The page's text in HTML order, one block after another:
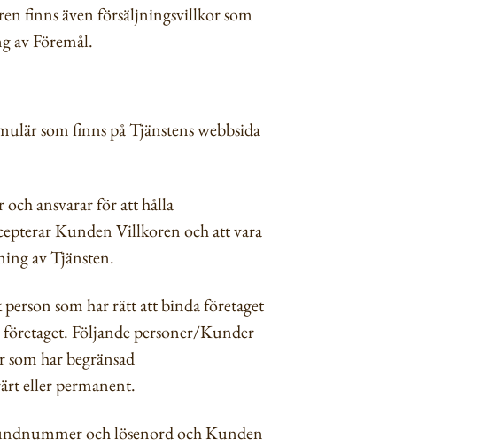
finns även försäljningsvillkor som
av Föremål.
som finns på Tjänstens webbsida
ansvarar för att hålla
Kunden Villkoren och att vara
av Tjänsten.
som har rätt att binda företaget
Följande personer/Kunder
har begränsad
eller permanent.
och lösenord och Kunden